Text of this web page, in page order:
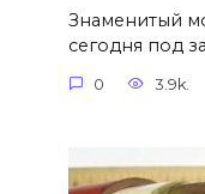
Знаменитый
сегодня под
0 3.9k.